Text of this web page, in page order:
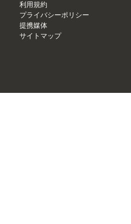
利用規約
プライバシーポリシー
提携媒体
サイトマップ